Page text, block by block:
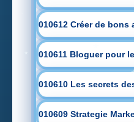
010612 Créer de
010611 Bloguer pour
010610 Les secrets
010609 Strategie